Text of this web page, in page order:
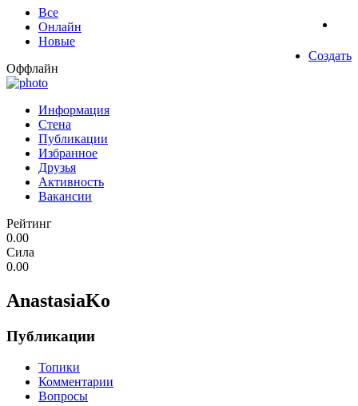
Все
Онлайн
Новые
Создать
Оффлайн
Информация
Стена
Публикации
Избранное
Друзья
Активность
Вакансии
Рейтинг
0.00
Сила
0.00
AnastasiaKo
Публикации
Топики
Комментарии
Вопросы